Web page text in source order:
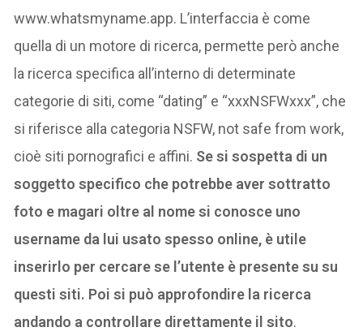
www.whatsmyname.app. L’interfaccia è come
quella di un motore di ricerca, permette però anche
la ricerca specifica all’interno di determinate
categorie di siti, come “dating” e “xxxNSFWxxx”, che
si riferisce alla categoria NSFW, not safe from work,
cioè siti pornografici e affini. Se si sospetta di un
soggetto specifico che potrebbe aver sottratto
foto e magari oltre al nome si conosce uno
username da lui usato spesso online, è utile
inserirlo per cercare se l’utente è presente su su
questi siti. Poi si può approfondire la ricerca
andando a controllare direttamente il sito.